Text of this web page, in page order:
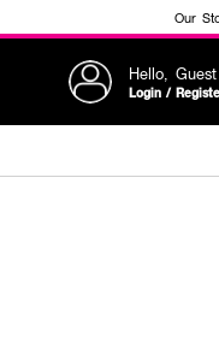
Our
Hello, Guest
Login /